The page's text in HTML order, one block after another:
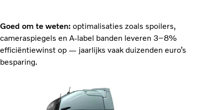
Goed om te weten: optimalisaties zoals spoilers,
cameraspiegels en A‑label banden leveren 3–8%
efficiëntiewinst op — jaarlijks vaak duizenden euro’s
besparing.